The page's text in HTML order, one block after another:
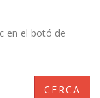
en el botó de
CERCA